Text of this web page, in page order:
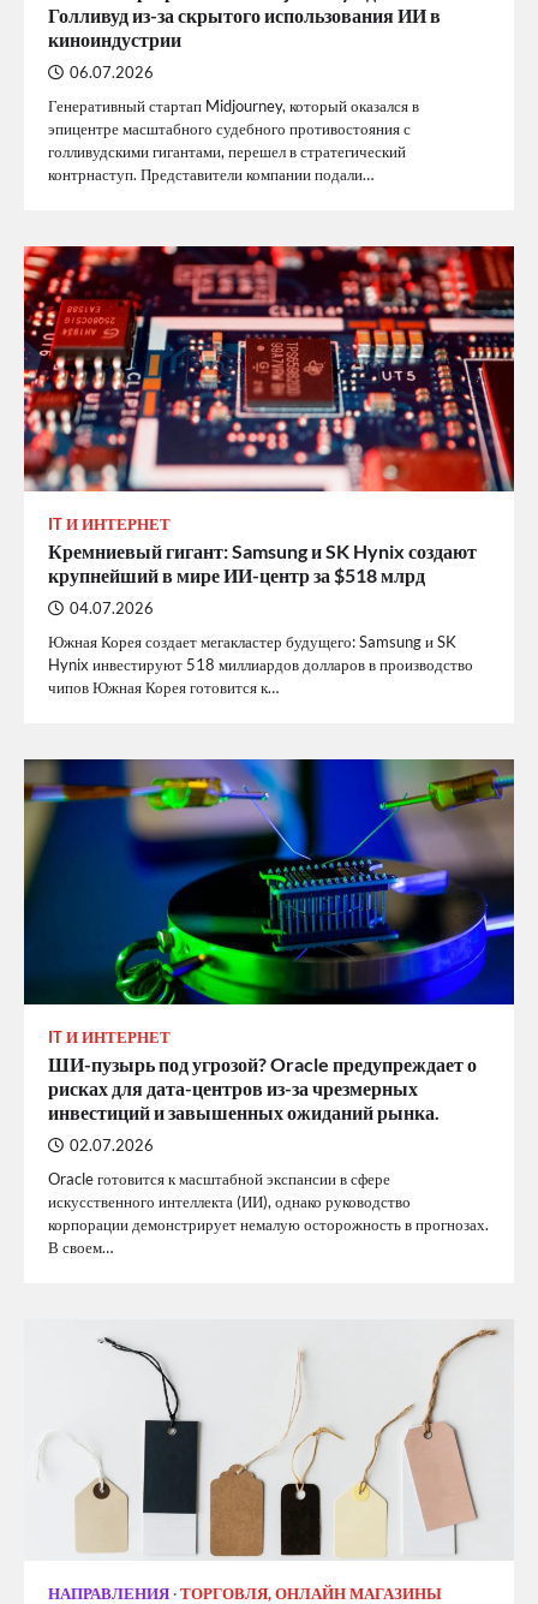
Голливуд из-за скрытого использования ИИ в
киноиндустрии
06.07.2026
Генеративный стартап Midjourney, который оказался в
эпицентре масштабного судебного противостояния с
голливудскими гигантами, перешел в стратегический
контрнаступ. Представители компании подали…
IT И ИНТЕРНЕТ
Кремниевый гигант: Samsung и SK Hynix создают
крупнейший в мире ИИ-центр за $518 млрд
04.07.2026
Южная Корея создает мегакластер будущего: Samsung и SK
Hynix инвестируют 518 миллиардов долларов в производство
чипов Южная Корея готовится к…
IT И ИНТЕРНЕТ
ШИ-пузырь под угрозой? Oracle предупреждает о
рисках для дата-центров из-за чрезмерных
инвестиций и завышенных ожиданий рынка.
02.07.2026
Oracle готовится к масштабной экспансии в сфере
искусственного интеллекта (ИИ), однако руководство
корпорации демонстрирует немалую осторожность в прогнозах.
В своем…
НАПРАВЛЕНИЯ ТОРГОВЛЯ, ОНЛАЙН МАГАЗИНЫ